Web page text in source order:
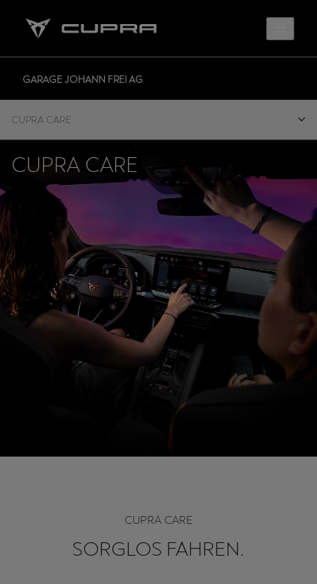
GARAGE JOHANN FREI AG